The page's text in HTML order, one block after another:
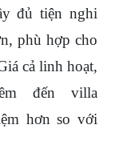
đủ tiện nghi
phù hợp cho
cả linh hoạt,
đến villa
hơn so với